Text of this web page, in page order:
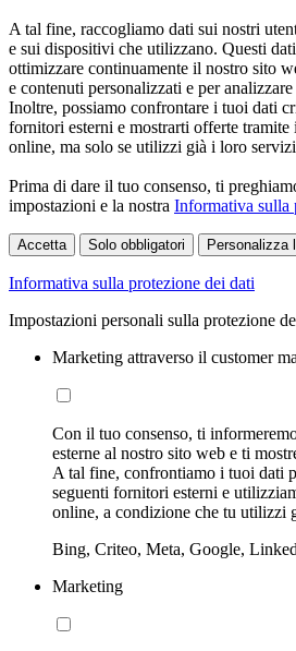
A tal fine, raccogliamo dati sui nostri
e sui dispositivi che utilizzano. Questi
ottimizzare continuamente il nostro sito
e contenuti personalizzati e per
Inoltre, possiamo confrontare i tuoi dati
fornitori esterni e mostrarti offerte
online, ma solo se utilizzi già i loro
Prima di dare il tuo consenso, ti
impostazioni e la nostra Informativa sulla
Accetta Solo obbligatori Personalizza
Informativa sulla protezione dei dati
Impostazioni personali sulla protezione
Marketing attraverso il customer
Con il tuo consenso, ti
esterne al nostro sito web e ti
A tal fine, confrontiamo i tuoi dati
seguenti fornitori esterni e
online, a condizione che tu utilizzi
Bing, Criteo, Meta, Google,
Marketing